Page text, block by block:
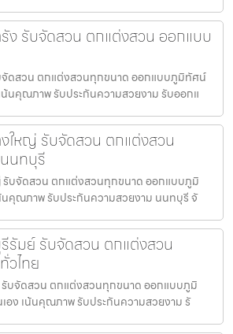
ง รับจัดสวน ตกแต่งสวน ออกแบบ
ดสวน ตกแต่งสวนทุกขนาด ออกแบบภูมิทัศน์
น้นคุณภาพ รับประกันความสวยงาม รับออกแ
ใหญ่ รับจัดสวน ตกแต่งสวน
นทบุรี
รับจัดสวน ตกแต่งสวนทุกขนาด ออกแบบภูมิ
นคุณภาพ รับประกันความสวยงาม นนทบุรี จั
รัมย์ รับจัดสวน ตกแต่งสวน
ไทย
บจัดสวน ตกแต่งสวนทุกขนาด ออกแบบภูมิ
อง เน้นคุณภาพ รับประกันความสวยงาม รั